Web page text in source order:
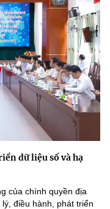
dữ liệu số và hạ
của chính quyền địa
điều hành, phát triển